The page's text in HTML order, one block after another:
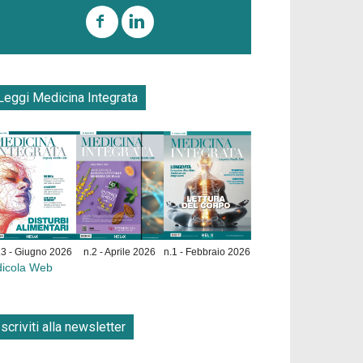
Medicina Integrata
- Giugno 2026 n.2 - Aprile 2026 n.1 - Febbraio 2026
Web
alla newsletter